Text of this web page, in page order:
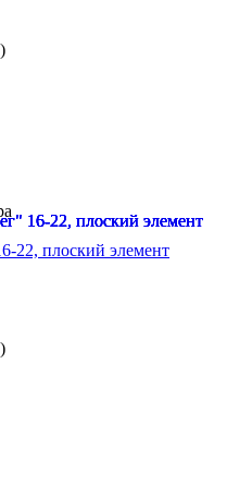
22, плоский элемент